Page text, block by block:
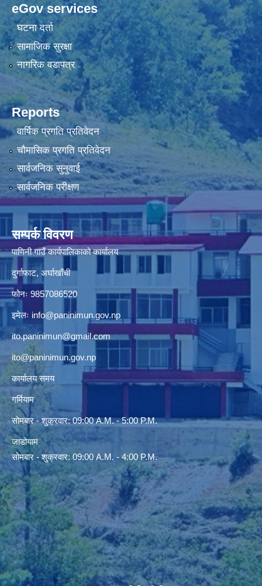
eGov services
घटना दर्ता
सामाजिक सुरक्षा
नागरिक वडापत्र
Reports
वार्षिक प्रगति प्रतिवेदन
चौमासिक प्रगति प्रतिवेदन
सार्वजनिक सुनुवाई
सार्वजनिक परीक्षण
सम्पर्क विवरण
पाणिनी गाउँ कार्यपालिकाको कार्यालय
दुर्गाफाट, अर्घाखाँची
फोनः 9857086520
इमेलः info@paninimun.gov.np
ito.paninimun@gmail.com
ito@paninimun.gov.np
कार्यालय समय
गर्मियाम
सोमबार - शुक्रवार: 09:00 A.M. - 5:00 P.M.
जाडोयाम
सोमबार - शुक्रवार: 09:00 A.M. - 4:00 P.M.